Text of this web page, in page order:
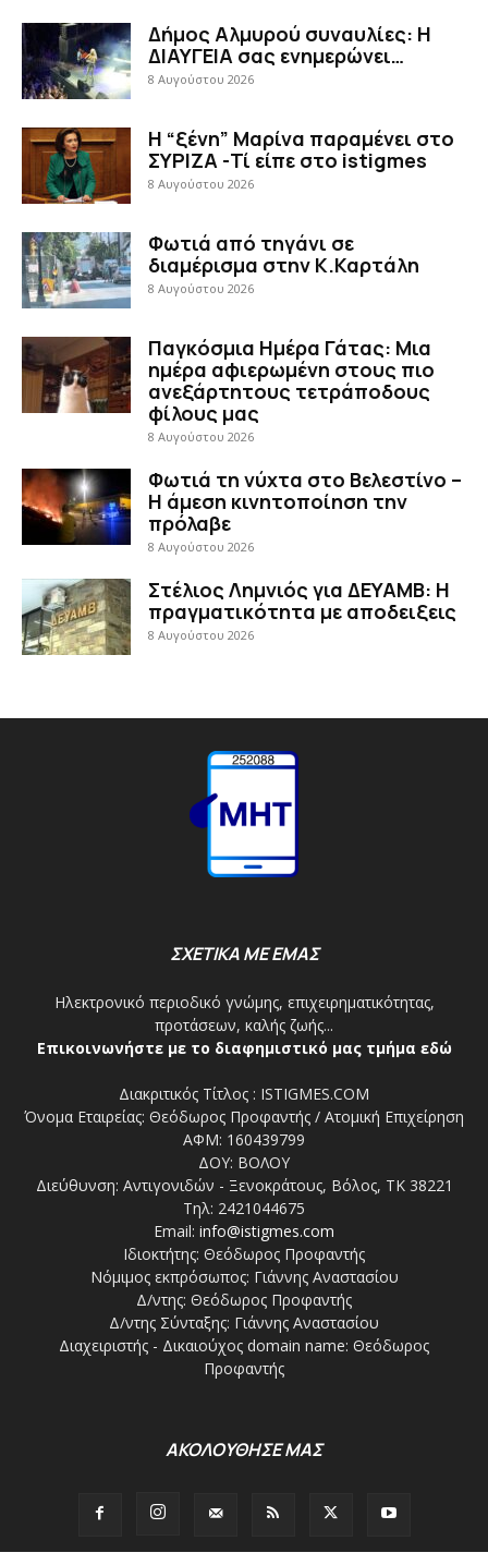
Δήμος Αλμυρού συναυλίες: Η
ΔΙΑΥΓΕΙΑ σας ενημερώνει…
8 Αυγούστου 2026
Η “ξένη” Μαρίνα παραμένει στο
ΣΥΡΙΖΑ -Τί είπε στο istigmes
8 Αυγούστου 2026
Φωτιά από τηγάνι σε
διαμέρισμα στην Κ.Καρτάλη
8 Αυγούστου 2026
Παγκόσμια Ημέρα Γάτας: Μια
ημέρα αφιερωμένη στους πιο
ανεξάρτητους τετράποδους
φίλους μας
8 Αυγούστου 2026
Φωτιά τη νύχτα στο Βελεστίνο –
Η άμεση κινητοποίηση την
πρόλαβε
8 Αυγούστου 2026
Στέλιος Λημνιός για ΔΕΥΑΜΒ: Η
πραγματικότητα με αποδειξεις
8 Αυγούστου 2026
ΣΧΕΤΙΚΑ ΜΕ ΕΜΑΣ
Ηλεκτρονικό περιοδικό γνώμης, επιχειρηματικότητας,
προτάσεων, καλής ζωής...
Επικοινωνήστε με το διαφημιστικό μας τμήμα εδώ
Διακριτικός Τίτλος : ISTIGMES.COM
Όνομα Εταιρείας: Θεόδωρος Προφαντής / Ατομική Επιχείρηση
ΑΦΜ: 160439799
ΔΟΥ: ΒΟΛΟΥ
Διεύθυνση: Αντιγονιδών - Ξενοκράτους, Βόλος, ΤΚ 38221
Τηλ: 2421044675
Email: info@istigmes.com
Ιδιοκτήτης: Θεόδωρος Προφαντής
Νόμιμος εκπρόσωπος: Γιάννης Αναστασίου
Δ/ντης: Θεόδωρος Προφαντής
Δ/ντης Σύνταξης: Γιάννης Αναστασίου
Διαχειριστής - Δικαιούχος domain name: Θεόδωρος
Προφαντής
ΑΚΟΛΟΥΘΗΣΕ ΜΑΣ